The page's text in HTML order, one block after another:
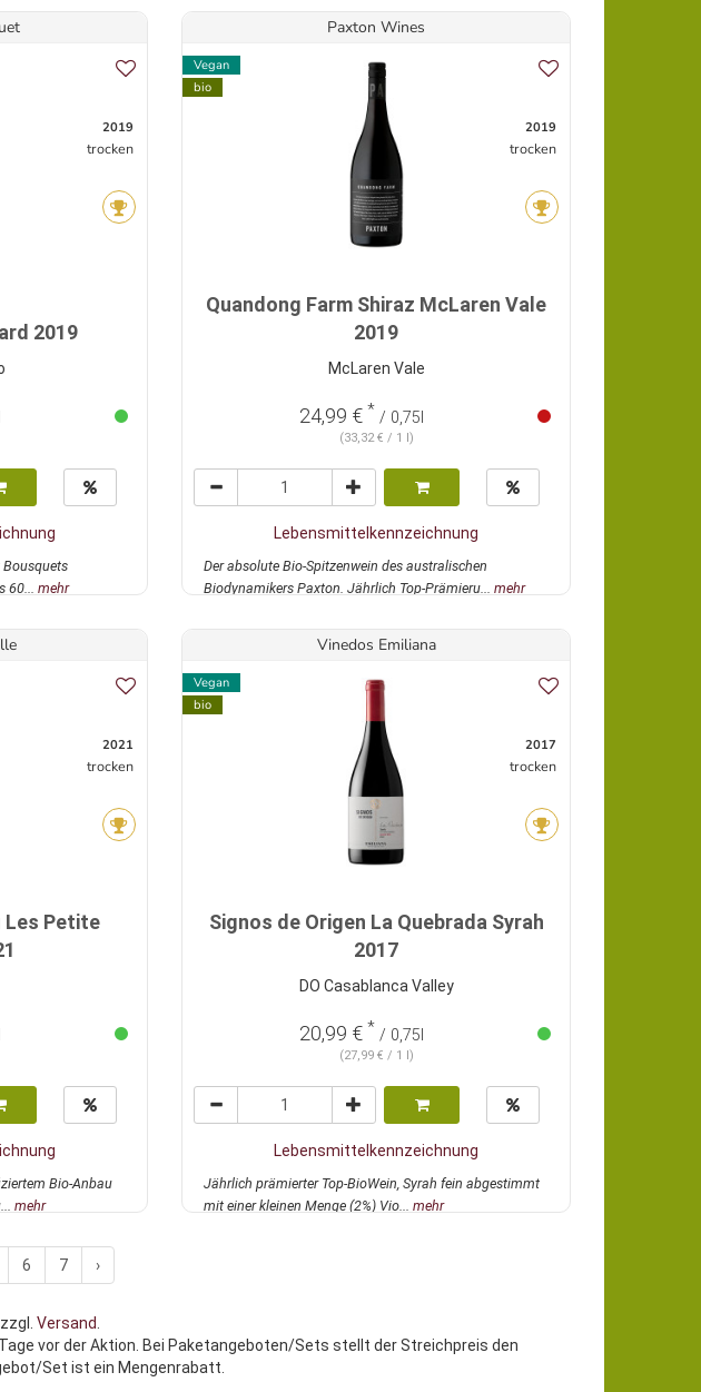
2019
trocken
2019
Bousquets
60... mehr
Paxton Wines
Vegan
bio
2019
trocken
Quandong Farm Shiraz McLaren Vale
2019
McLaren Vale
24,99 € * / 0,75l
(33,32 € / 1 l)
Lebensmittelkennzeichnung
Der absolute Bio-Spitzenwein des australischen
Biodynamikers Paxton. Jährlich Top-Prämieru... mehr
2021
trocken
Les Petite
Bio-Anbau
mehr
Vinedos Emiliana
Vegan
bio
2017
trocken
Signos de Origen La Quebrada Syrah
2017
DO Casablanca Valley
20,99 € * / 0,75l
(27,99 € / 1 l)
Lebensmittelkennzeichnung
Jährlich prämierter Top-BioWein, Syrah fein abgestimmt
mit einer kleinen Menge (2%) Vio... mehr
6 7 ›
Versand.
vor der Aktion. Bei Paketangeboten/Sets stellt der Streichpreis den
Set ist ein Mengenrabatt.